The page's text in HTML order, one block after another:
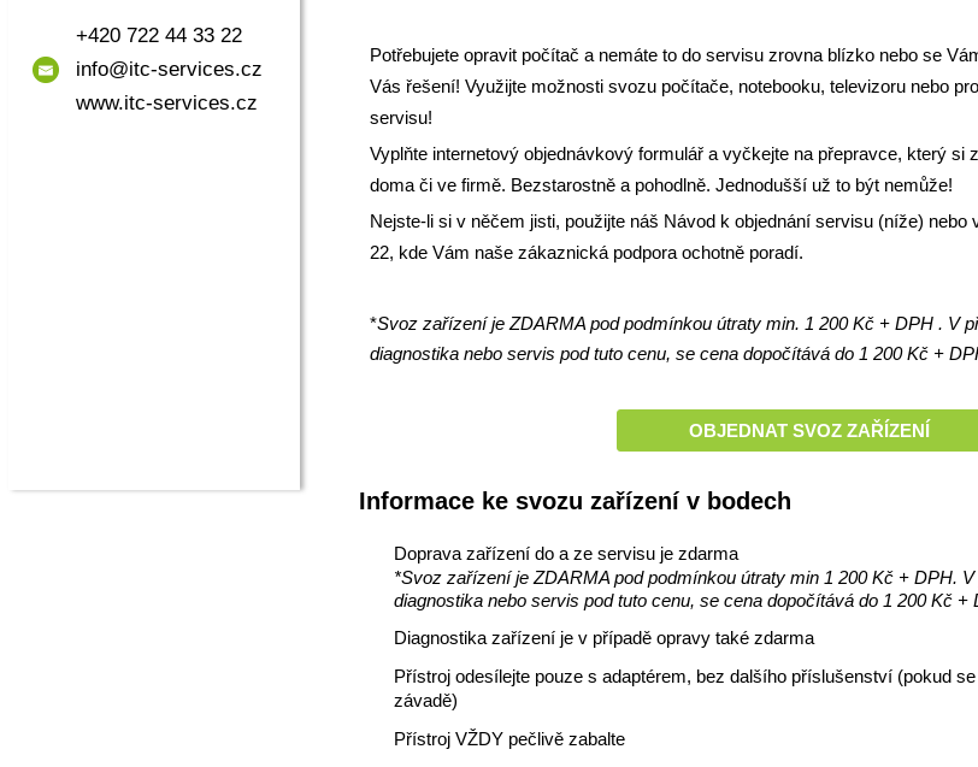
Potřebujete opravit počítač a nemáte to do servisu zrovna blízko nebo se
Vás řešení! Využijte možnosti svozu počítače, notebooku, televizoru nebo
servisu!
Vyplňte internetový objednávkový formulářa vyčkejte na přepravce, který si
doma či ve firmě. Bezstarostně a pohodlně. Jednodušší už to být nemůže!
Nejste-li si v něčem jisti, použijte náš Návod k objednání servisu (níže) nebo
22, kde Vám naše zákaznická podpora ochotně poradí.
*Svoz zařízení je ZDARMA pod podmínkou útraty min. 1 200 Kč + DPH . V
diagnostika nebo servis pod tuto cenu, se cena dopočítává do 1 200 Kč +
OBJEDNAT SVOZ ZAŘÍZENÍ
Informace ke svozu zařízení v bodech
Doprava zařízení do a ze servisu je zdarma
*Svoz zařízení je ZDARMA pod podmínkou útraty min 1 200 Kč + DPH.
diagnostika nebo servis pod tuto cenu, se cena dopočítává do 1 200 Kč +
Diagnostika zařízení je v případě opravy také zdarma
Přístroj odesílejte pouze s adaptérem, bez dalšího příslušenství (pokud
závadě)
Přístroj VŽDY pečlivě zabalte
+420 722 44 33 22
info@itc-services.cz
www.itc-services.cz